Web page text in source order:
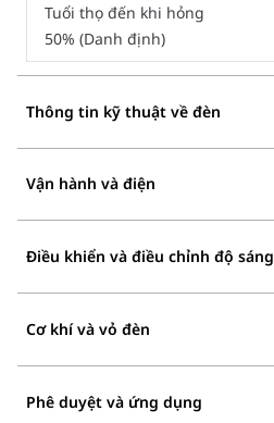
Tuổi thọ đến khi hỏng
50% (Danh định)
Thông tin kỹ thuật về đèn
Vận hành và điện
Điều khiển và điều chỉnh độ sáng
Cơ khí và vỏ đèn
Phê duyệt và ứng dụng